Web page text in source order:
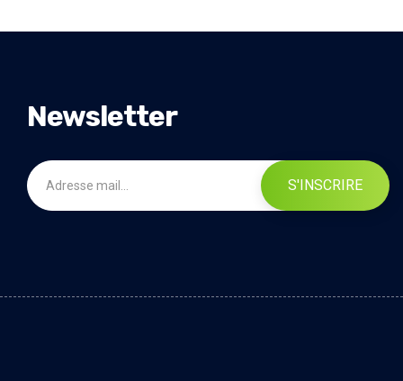
Newsletter
S'INSCRIRE